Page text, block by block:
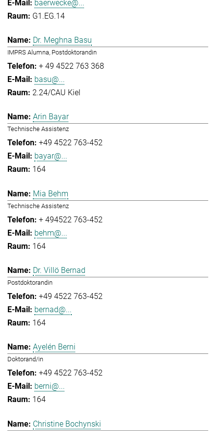
baerwecke@...
G1.EG.14
Dr. Meghna Basu
IMPRS Alumna, Postdoktorandin
+ 49 4522 763 368
basu@...
2.24/CAU Kiel
Arin Bayar
Technische Assistenz
+49 4522 763-452
bayar@...
164
Mia Behm
Technische Assistenz
+ 494522 763-452
behm@...
164
Dr. Villö Bernad
Postdoktorandin
+49 4522 763-452
bernad@...
164
Ayelén Berni
Doktorand/in
+49 4522 763-452
berni@...
164
Christine Bochynski